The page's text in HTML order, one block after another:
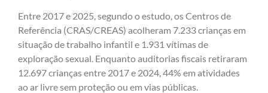
Entre 2017 e 2025, segundo o estudo, os Centros de
Referência (CRAS/CREAS) acolheram 7.233 crianças em
situação de trabalho infantil e 1.931 vítimas de
exploração sexual. Enquanto auditorias fiscais retiraram
12.697 crianças entre 2017 e 2024, 44% em atividades
ao ar livre sem proteção ou em vias públicas.